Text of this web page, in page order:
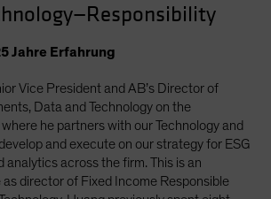
and Other EMEA
Jahre Erfahrung
Vice President and AB’s Director of
Data and Technology on the
he partners with our Technology and
and execute on our strategy for ESG
analytics across the firm. This is an
as director of Fixed Income Responsible